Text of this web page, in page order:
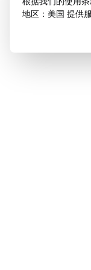
地区：美国 提供